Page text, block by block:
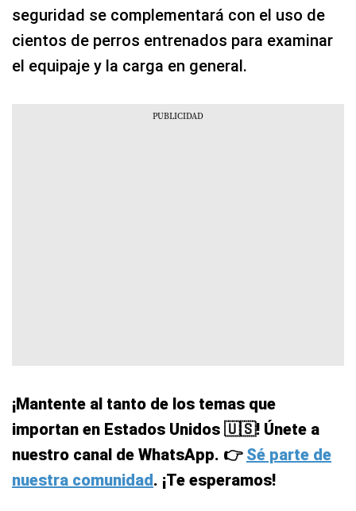
seguridad se complementará con el uso de
cientos de perros entrenados para examinar
el equipaje y la carga en general.
¡Mantente al tanto de los temas que
importan en Estados Unidos 🇺🇸! Únete a
nuestro canal de WhatsApp. 👉 Sé parte de
nuestra comunidad. ¡Te esperamos!